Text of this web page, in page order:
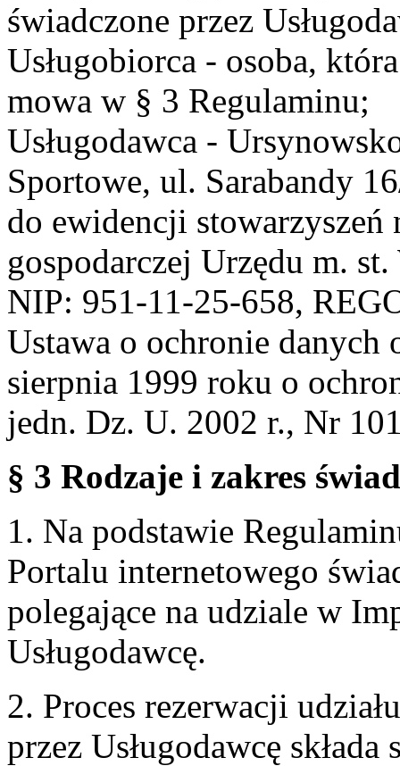
świadczone przez
Usługobiorca - osoba,
mowa w § 3 Regulaminu;
Usługodawca -
Sportowe, ul. Sarabandy
do ewidencji stowarzyszeń
gospodarczej Urzędu m.
NIP: 951-11-25-658,
Ustawa o ochronie danych
sierpnia 1999 roku o
jedn. Dz. U. 2002 r., Nr
§ 3 Rodzaje i zakres
1. Na podstawie
Portalu internetowego
polegające na udziale w
Usługodawcę.
2. Proces rezerwacji
przez Usługodawcę